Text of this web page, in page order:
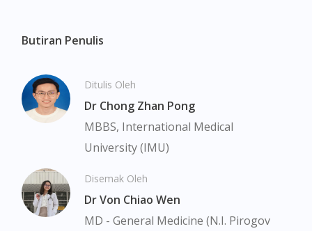
Visit DoctorOnCall Singapore
You are currently on DoctorOnCall.com.my, our Malaysian
site.
Butiran Penulis
Ditulis Oleh
Dr Chong Zhan Pong
MBBS, International Medical
University (IMU)
Disemak Oleh
Dr Von Chiao Wen
MD - General Medicine (N.I. Pirogov